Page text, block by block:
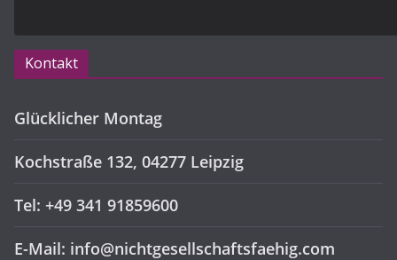
Kontakt
Glücklicher Montag
Kochstraße 132, 04277 Leipzig
Tel: +49 341 91859600
E-Mail: info@nichtgesellschaftsfaehig.com